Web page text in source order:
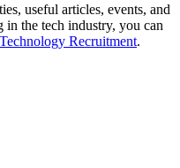
useful articles, events, and
the tech industry, you can
Recruitment.